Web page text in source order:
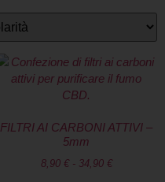
FILTRI AI CARBONI ATTIVI –
5mm
8,90 € - 34,90 €